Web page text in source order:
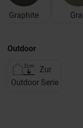
Graphite
Outdoor
Zur
Outdoor Serie